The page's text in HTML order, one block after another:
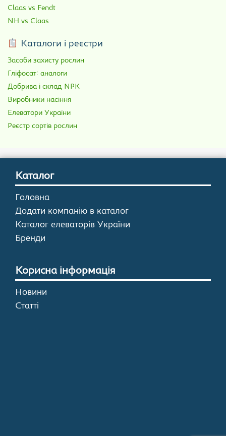
Claas vs Fendt
NH vs Claas
Каталоги і реєстри
Засоби захисту рослин
Гліфосат: аналоги
Добрива і склад NPK
Виробники насіння
Елеватори України
Реєстр сортів рослин
Каталог
Головна
Додати компанію в каталог
Каталог елеваторів України
Бренди
Корисна інформація
Новини
Статті